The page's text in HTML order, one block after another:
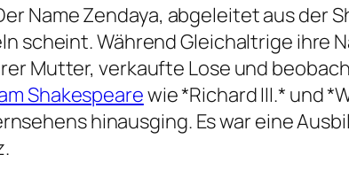
Name Zendaya, abgeleitet aus der
scheint. Während Gleichaltrige ihre
Mutter, verkaufte Lose und
Shakespearewie *Richard III.* und
hinausging. Es war eine